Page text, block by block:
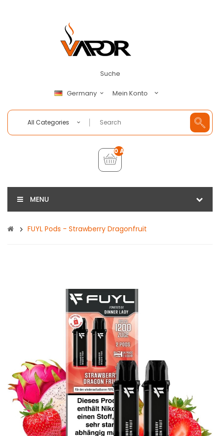
Suche
Germany Mein Konto
All Categories
0 Artikel - €0,00
MENU
FUYL Pods - Strawberry Dragonfruit